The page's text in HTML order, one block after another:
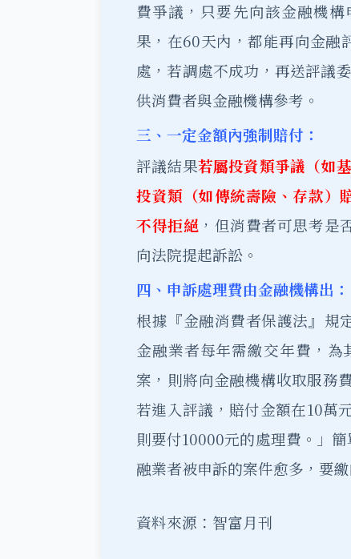
費爭議，只要先向該金融機
果，在60天內，都能再向金融
處，若調處不成功，再送評議
供消費者與金融機構參考。
三、一定金額內強制賠付：
評議結果若屬投資類爭議（如
投資類（如傳統壽險、存款）
不得拒絕 ，但消費者可思考是
向法院提起訴訟。
四、申訴處理費由金融機構出：
根據『金融消費者保護法』規
金融業者每年需繳交年費，
案，則將向金融機構收取服務
若進入評議，賠付金額在10萬
則要付10000元的處理費。」
融業者被申訴的案件愈多，要
資料來源：智富月刊